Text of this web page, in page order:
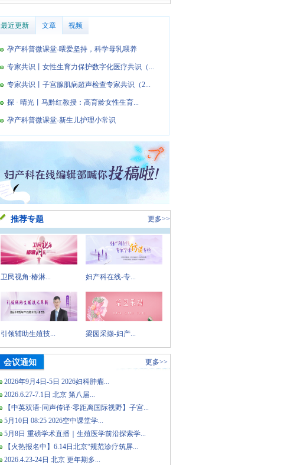
最近更新 文章 视频
孕产科普微课堂-喂爱坚持，科学母乳喂养
专家共识丨女性生育力保护数字化医疗共识（...
专家共识丨子宫腺肌病超声检查专家共识（2...
探 · 晴光丨马黔红教授：高育龄女性生育...
孕产科普微课堂-新生儿护理小常识
推荐专题 更多>>
卫民视角·椿淋... 妇产科在线-专...
引领辅助生殖技... 梁园采撷-妇产...
会议通知 更多>>
2026年9月4日-5日 2026妇科肿瘤...
2026.6.27-7.1日 北京 第八届...
【中英双语·同声传译·零距离国际视野】子宫...
5月10日 08:25 2026空中课堂学...
5月8日 重磅学术直播｜生殖医学前沿探索学...
【火热报名中】6.14日北京“规范诊疗筑屏...
2026.4.23-24日 北京 更年期多...